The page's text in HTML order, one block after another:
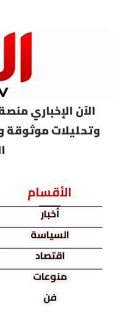
الآن الإخباري
وتحليلات موثوقة
الأقسام
أخبار
السياسة
اقتصاد
منوعات
فن